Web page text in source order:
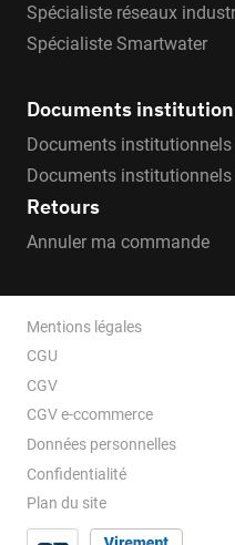
Spécialiste réseaux
Spécialiste Smartwater
Documents
Documents institutionnels
Documents institutionnels
Retours
Annuler ma commande
Mentions légales
CGU
CGV
CGV e-ccommerce
Données personnelles
Confidentialité
Plan du site